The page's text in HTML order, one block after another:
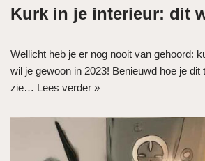
Kurk in je interieur: dit
Wellicht heb je er nog nooit van gehoord:
wil je gewoon in 2023! Benieuwd hoe je dit
zie… Lees verder »